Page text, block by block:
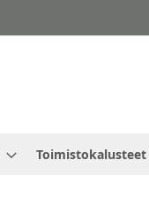
Toimistokalusteet